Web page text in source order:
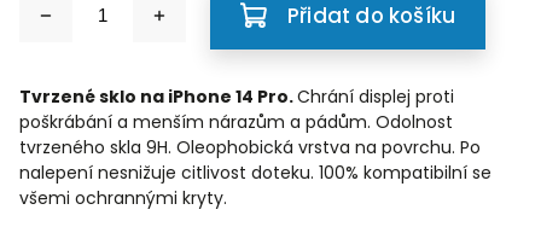
Přidat do košíku
Tvrzené sklo na iPhone 14 Pro.Chrání displej proti
poškrábání a menším nárazům a pádům. Odolnost
tvrzeného skla 9H. Oleophobická vrstva na povrchu. Po
nalepení nesnižuje citlivost doteku. 100% kompatibilní se
všemi ochrannými kryty.